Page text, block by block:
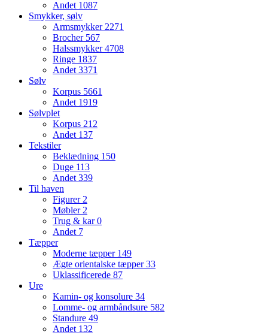
Andet 1087
Smykker, sølv
Armsmykker2271
Brocher 567
Halssmykker4708
Ringe 1837
Andet3371
Sølv
Korpus 5661
Andet 1919
Sølvplet
Korpus 212
Andet 137
Tekstiler
Beklædning 150
Duge 113
Andet339
Til haven
Figurer2
Møbler2
Trug & kar0
Andet 7
Tæpper
Moderne tæpper 149
Ægte orientalske tæpper33
Uklassificerede 87
Ure
Kamin- og konsolure 34
Lomme- og armbåndsure 582
Standure 49
Andet 132